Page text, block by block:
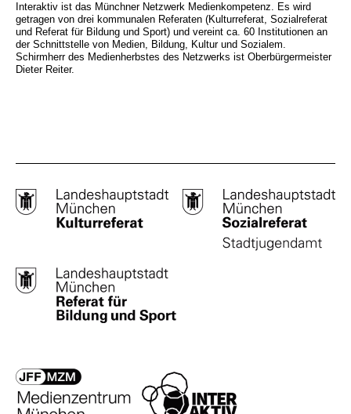
Interaktiv ist das Münchner Netzwerk Medienkompetenz. Es wird
getragen von drei kommunalen Referaten (Kulturreferat, Sozialreferat
und Referat für Bildung und Sport) und vereint ca. 60 Institutionen an
der Schnittstelle von Medien, Bildung, Kultur und Sozialem.
Schirmherr des Medienherbstes des Netzwerks ist Oberbürgermeister
Dieter Reiter.